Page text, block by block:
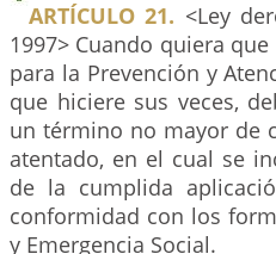
ARTÍCULO 21. <Ley
1997> Cuando quiera
para la Prevención y
que hiciere sus veces,
un término no mayor de
atentado, en el cual se
de la cumplida
conformidad con los
y Emergencia Social.